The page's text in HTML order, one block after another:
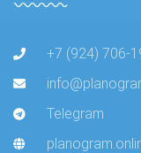
+7 (924) 706-
Telegram